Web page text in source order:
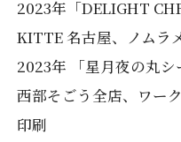
2023年「DELIGHT
KITTE 名古屋、ノムラ
2023年 「星月夜の丸シ
西部そごう全店、ワー
印刷